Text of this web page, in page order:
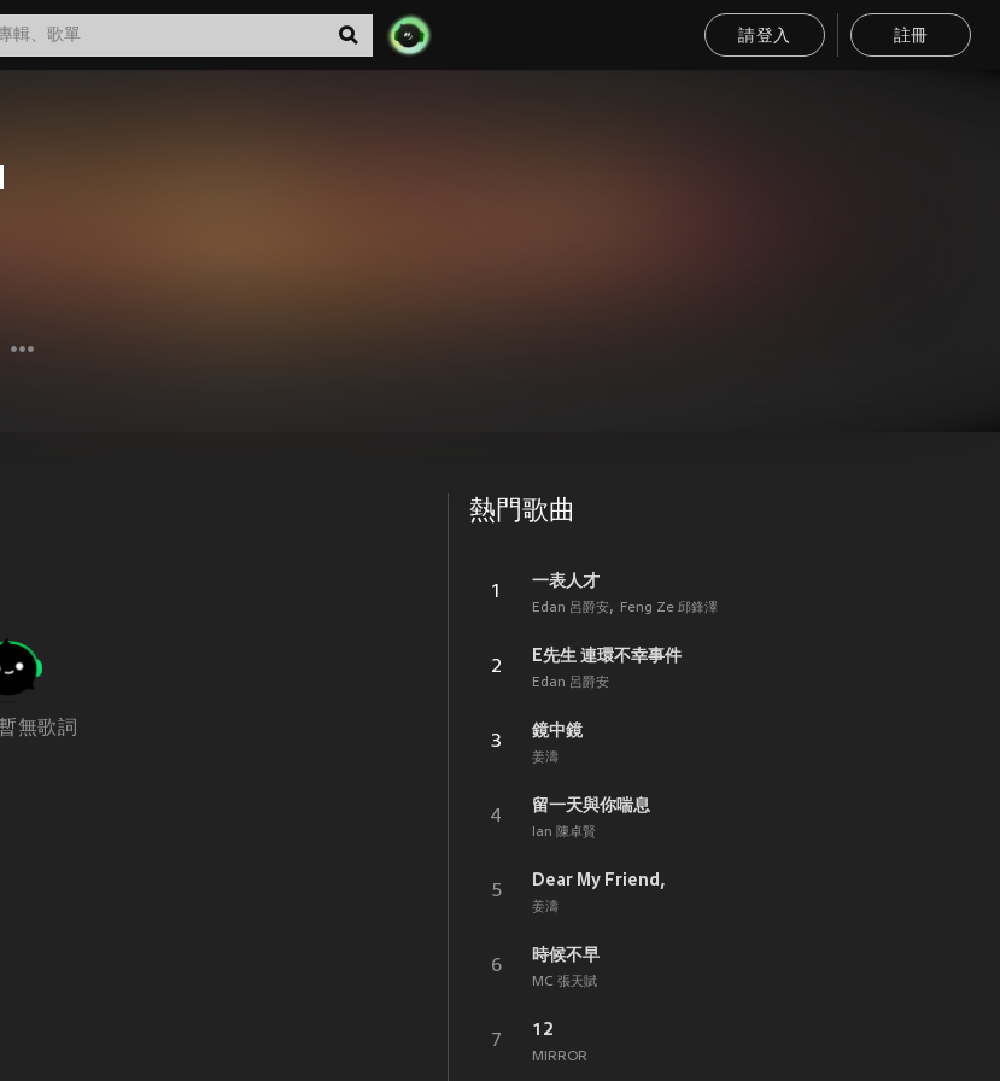
請登入 註冊
無歌詞
熱門歌曲
1
一表人才
Edan 呂爵安 Feng Ze 邱鋒澤
2
E先生 連環不幸事件
Edan 呂爵安
3
鏡中鏡
姜濤
4
留一天與你喘息
Ian 陳卓賢
5
Dear My Friend,
姜濤
6
時候不早
MC 張天賦
7
12
MIRROR